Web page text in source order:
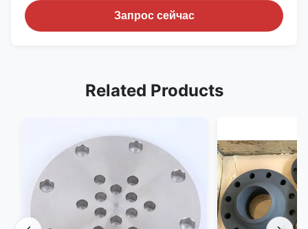
Запрос сейчас
Related Products